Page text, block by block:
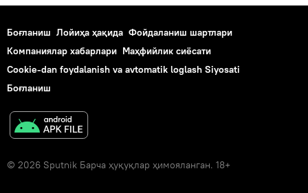
Боғланиш Лойиҳа ҳақида Фойдаланиш шартлари
Компаниялар хабарлари Маҳфийлик сиёсати
Cookie-dan foydalanish va avtomatik loglash Siyosati
Боғланиш
© 2026 Sputnik Барча ҳуқуқлар ҳимояланган. 18+